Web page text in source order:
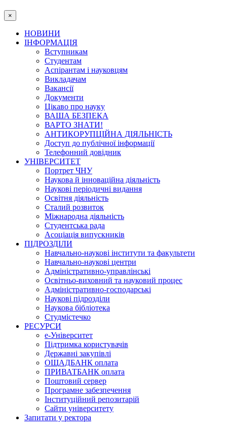
×
НОВИНИ
ІНФОРМАЦІЯ
Вступникам
Студентам
Аспірантам і науковцям
Викладачам
Вакансії
Документи
Цікаво про науку
ВАША БЕЗПЕКА
ВАРТО ЗНАТИ!
АНТИКОРУПЦІЙНА ДІЯЛЬНІСТЬ
Доступ до публічної інформації
Телефонний довідник
УНІВЕРСИТЕТ
Портрет ЧНУ
Наукова й інноваційна діяльність
Наукові періодичні видання
Освітня діяльність
Сталий розвиток
Міжнародна діяльність
Студентська рада
Асоціація випускників
ПІДРОЗДІЛИ
Навчально-наукові інститути та факультети
Навчально-наукові центри
Адміністративно-управлінські
Освітньо-виховний та науковий процес
Адміністративно-господарські
Наукові підрозділи
Наукова бібліотека
Студмістечко
РЕСУРСИ
е-Університет
Підтримка користувачів
Державні закупівлі
ОЩАДБАНК оплата
ПРИВАТБАНК оплата
Поштовий сервер
Програмне забезпечення
Інституційний репозитарій
Сайти університету
Запитати у ректора